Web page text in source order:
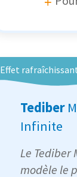
Effet
Tediber
Infinite
Le Tediber
modèle le